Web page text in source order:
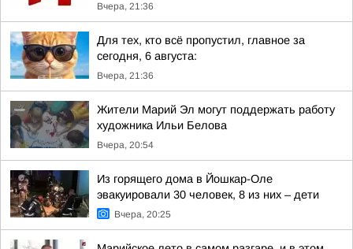
Вчера, 21:36
Для тех, кто всё пропустил, главное за
сегодня, 6 августа:
Вчера, 21:36
Жители Марий Эл могут поддержать работу
художника Ильи Белова
Вчера, 20:54
Из горящего дома в Йошкар-Оле
эвакуировали 30 человек, 8 из них – дети
Вчера, 20:25